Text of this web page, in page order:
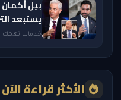
بيل
يستبعد
خدمات تهمك · 23 يوليو 2026 — 5:35 PM
الأكثر قراءة الآن